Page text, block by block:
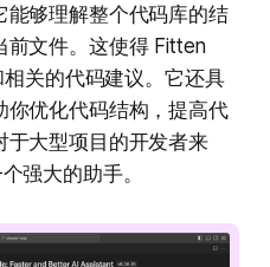
能够理解整个代码库的结
前文件。这使得 Fitten
关的代码建议。它还具
你优化代码结构，提高代
于大型项目的开发者来
强大的助手。